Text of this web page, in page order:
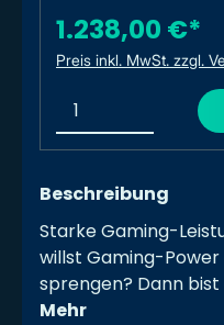
1.238,00 €*
Preis inkl. MwSt. zzgl.
Beschreibung
Starke Gaming-
willst Gaming-Power
sprengen? Dann
Mehr